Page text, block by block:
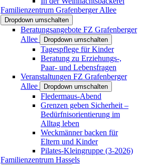
Familienzentrum Grafenberger Allee
Dropdown umschalten
Beratungsangebote FZ Grafenberger
Allee
Dropdown umschalten
Tagespflege für Kinder
Beratung zu Erziehungs-,
Paar- und Lebensfragen
Veranstaltungen FZ Grafenberger
Allee
Dropdown umschalten
Fledermaus-Abend
Grenzen geben Sicherheit –
Bedürfnisorientierung im
Alltag leben
Weckmänner backen für
Eltern und Kinder
Pilates-Kleingruppe (3-2026)
Familienzentrum Hassels